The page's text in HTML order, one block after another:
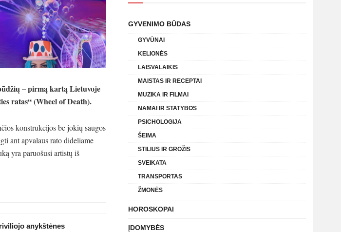
– pirmą kartą Lietuvoje
ratas“ (Wheel of Death).
konstrukcijos be jokių saugos
ant apvalaus rato dideliame
yra paruošusi artistų iš
anykštėnes
GYVENIMO BŪDAS
GYVŪNAI
KELIONĖS
LAISVALAIKIS
MAISTAS IR RECEPTAI
MUZIKA IR FILMAI
NAMAI IR STATYBOS
PSICHOLOGIJA
ŠEIMA
STILIUS IR GROŽIS
SVEIKATA
TRANSPORTAS
ŽMONĖS
HOROSKOPAI
ĮDOMYBĖS